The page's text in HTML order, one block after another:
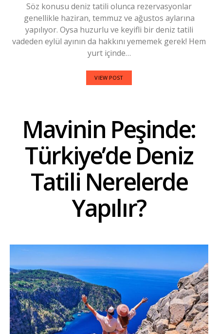
Söz konusu deniz tatili olunca rezervasyonlar
genellikle haziran, temmuz ve ağustos aylarına
yapılıyor. Oysa huzurlu ve keyifli bir deniz tatili
vadeden eylül ayının da hakkını yememek gerek! Hem
yurt içinde…
VIEW POST
Mavinin Peşinde:
Türkiye’de Deniz
Tatili Nerelerde
Yapılır?